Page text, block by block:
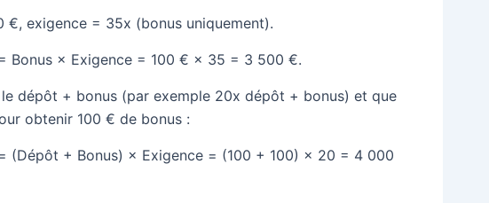
€, exigence = 35x (bonus uniquement).
Bonus × Exigence = 100 € × 35 = 3 500 €.
le dépôt + bonus (par exemple 20x dépôt + bonus) et que
obtenir 100 € de bonus :
(Dépôt + Bonus) × Exigence = (100 + 100) × 20 = 4 000